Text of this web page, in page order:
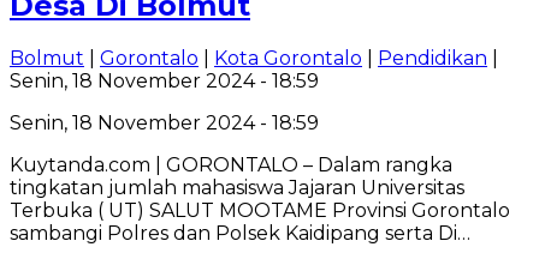
Bolmut Gorontalo Kota Gorontalo Pendidikan
Senin, 18 November 2024 - 18:59
Senin, 18 November 2024 - 18:59
Kuytanda.com | GORONTALO – Dalam rangka
tingkatan jumlah mahasiswa Jajaran Universitas
Terbuka ( UT) SALUT MOOTAME Provinsi Gorontalo
sambangi Polres dan Polsek Kaidipang serta Di…